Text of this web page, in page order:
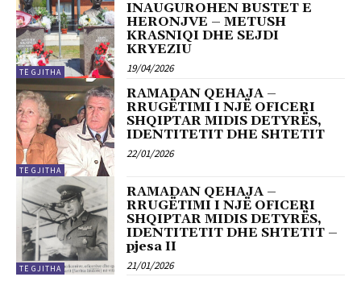
TË GJITHA
INAUGUROHEN BUSTET E
HERONJVE – METUSH
KRASNIQI DHE SEJDI
KRYEZIU
19/04/2026
TË GJITHA
RAMADAN QEHAJA –
RRUGËTIMI I NJË OFICERI
SHQIPTAR MIDIS DETYRËS,
IDENTITETIT DHE SHTETIT
22/01/2026
TË GJITHA
RAMADAN QEHAJA –
RRUGËTIMI I NJË OFICERI
SHQIPTAR MIDIS DETYRËS,
IDENTITETIT DHE SHTETIT –
pjesa II
21/01/2026